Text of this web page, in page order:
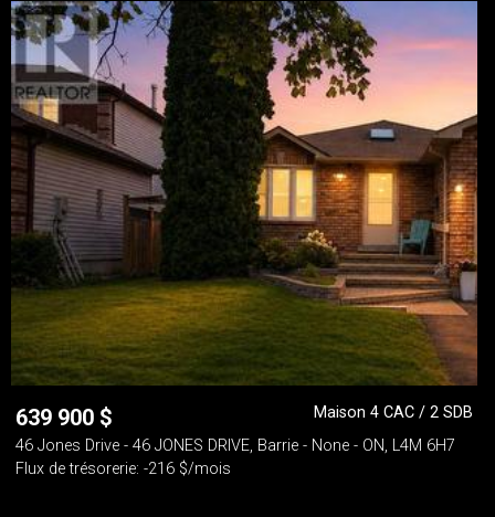
639 900 $
Maison 4 CAC / 2 SDB
46 Jones Drive - 46 JONES DRIVE, Barrie - None - ON, L4M 6H7
Flux de trésorerie: -216 $/mois